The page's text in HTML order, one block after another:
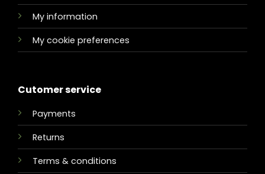
My information
My cookie preferences
Cutomer service
Payments
Returns
Terms & conditions